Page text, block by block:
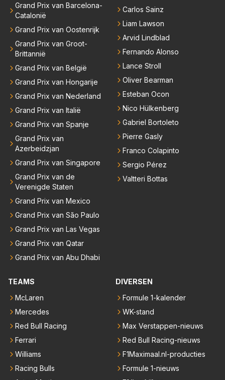
Grand Prix van Barcelona-
Catalonië
Grand Prix van Oostenrijk
Grand Prix van Groot-
Brittannië
Grand Prix van België
Grand Prix van Hongarije
Grand Prix van Nederland
Grand Prix van Italië
Grand Prix van Spanje
Grand Prix van
Azerbeidzjan
Grand Prix van Singapore
Grand Prix van de
Verenigde Staten
Grand Prix van Mexico
Grand Prix van São Paulo
Grand Prix van Las Vegas
Grand Prix van Qatar
Grand Prix van Abu Dhabi
Carlos Sainz
Liam Lawson
Arvid Lindblad
Fernando Alonso
Lance Stroll
Oliver Bearman
Esteban Ocon
Nico Hülkenberg
Gabriel Bortoleto
Pierre Gasly
Franco Colapinto
Sergio Pérez
Valtteri Bottas
TEAMS
McLaren
Mercedes
Red Bull Racing
Ferrari
Williams
Racing Bulls
DIVERSEN
Formule 1-kalender
WK-stand
Max Verstappen-nieuws
Red Bull Racing-nieuws
F1Maximaal.nl-producties
Formule 1-nieuws